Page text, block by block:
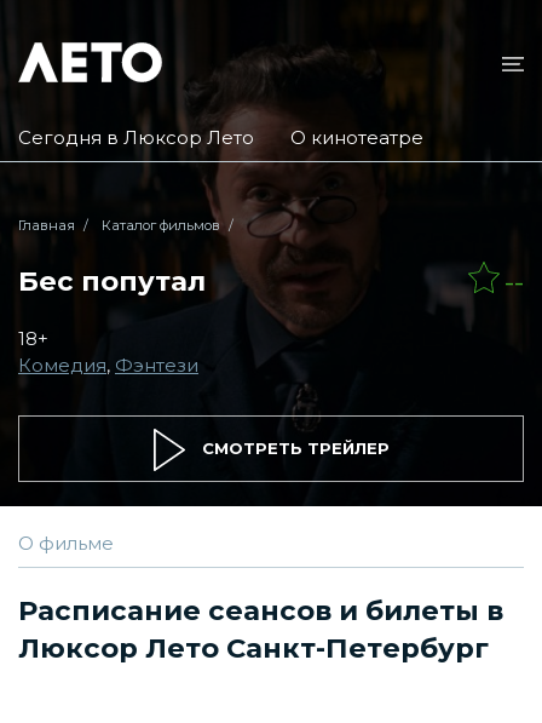
Сегодня в Люксор Лето О кинотеатре
Главная Каталог фильмов
Бес попутал
18+
Комедия, Фэнтези
--
СМОТРЕТЬ ТРЕЙЛЕР
О фильме
Расписание сеансов и билеты в
Люксор Лето Санкт-Петербург